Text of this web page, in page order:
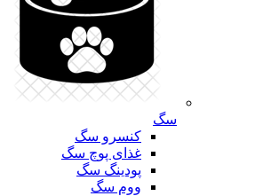
سگ
کنسرو سگ
غذای پوچ سگ
پودینگ سگ
ووم سگ